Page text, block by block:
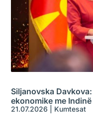
Siljanovska
ekonomike me
21.07.2026 Kumtesat